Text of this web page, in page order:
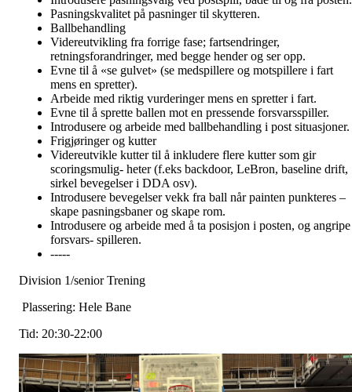
Pasningskvalitet på pasninger til skytteren.
Ballbehandling
Videreutvikling fra forrige fase; fartsendringer,
retningsforandringer, med begge hender og ser opp.
Evne til å «se gulvet» (se medspillere og motspillere i fart
mens en spretter).
Arbeide med riktig vurderinger mens en spretter i fart.
Evne til å sprette ballen mot en pressende forsvarsspiller.
Introdusere og arbeide med ballbehandling i post situasjoner.
Frigjøringer og kutter
Videreutvikle kutter til å inkludere flere kutter som gir
scoringsmulig- heter (f.eks backdoor, LeBron, baseline drift,
sirkel bevegelser i DDA osv).
Introdusere bevegelser vekk fra ball når painten punkteres –
skape pasningsbaner og skape rom.
Introdusere og arbeide med å ta posisjon i posten, og angripe
forsvars- spilleren.
-----
Division 1/senior Trening
Plassering: Hele Bane
Tid: 20:30-22:00